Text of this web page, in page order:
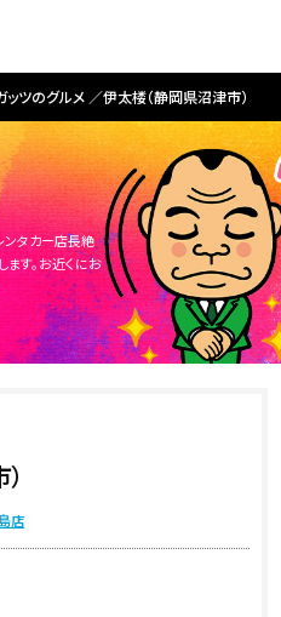
ッツのグルメ 伊太楼（静岡県沼津市）
ンタカー店長絶
す。お近くにお
店